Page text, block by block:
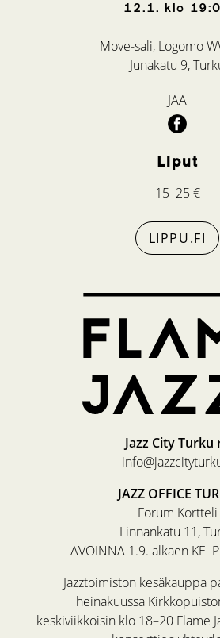
12.1. klo
Move-sali, Logomo
Junakatu 9,
JAA
Liput
15–25 €
LIPPU.FI
Jazz City Turku
JAZZ OFFICE
Forum Kortteli
Linnankatu 11,
AVOINNA 1.9. alkaen
Jazztoimiston kesäkauppa
heinäkuussa
keskiviikkoisin klo 18–20 Flame